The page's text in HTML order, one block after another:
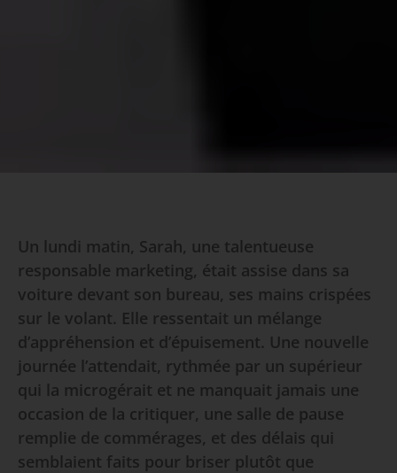
Un lundi matin, Sarah, une talentueuse
responsable marketing, était assise dans sa
voiture devant son bureau, ses mains crispées
sur le volant. Elle ressentait un mélange
d’appréhension et d’épuisement. Une nouvelle
journée l’attendait, rythmée par un supérieur
qui la microgérait et ne manquait jamais une
occasion de la critiquer, une salle de pause
remplie de commérages, et des délais qui
semblaient faits pour briser plutôt que